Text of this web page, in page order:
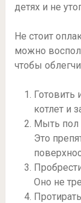
детях и не
Не стоит
можно
чтобы
Готовить
котлет и
Мыть пол
Это
Оно не